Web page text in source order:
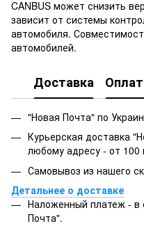
CANBUS может снизить
зависит от системы
автомобиля.
автомобилей.
Доставка
"Новая Почта" по
Курьерская доставка
любому адресу - от 100
Самовывоз из нашего
Детальнее о доставке
Наложенный платеж - в
Почта".